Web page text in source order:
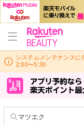
システムメンテナンス
2:00〜5:30
マツエク